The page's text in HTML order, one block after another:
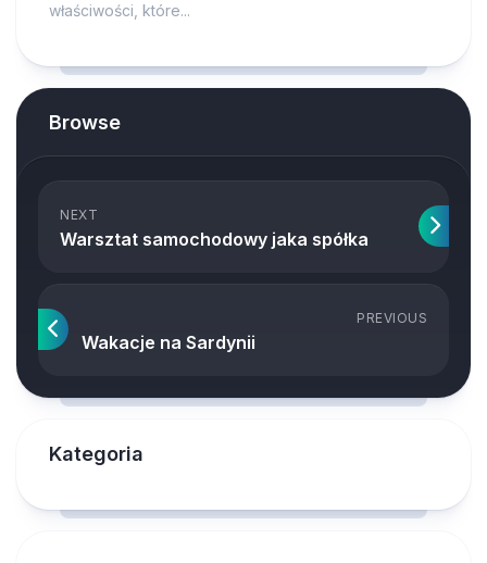
właściwości, które...
Browse
NEXT
Warsztat samochodowy jaka spółka
PREVIOUS
Wakacje na Sardynii
Kategoria